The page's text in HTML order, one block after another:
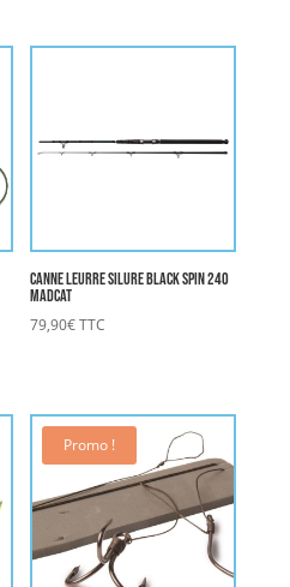
Canne Leurre Silure BLACK SPIN 240
MADCAT
79,90€TTC
Promo !